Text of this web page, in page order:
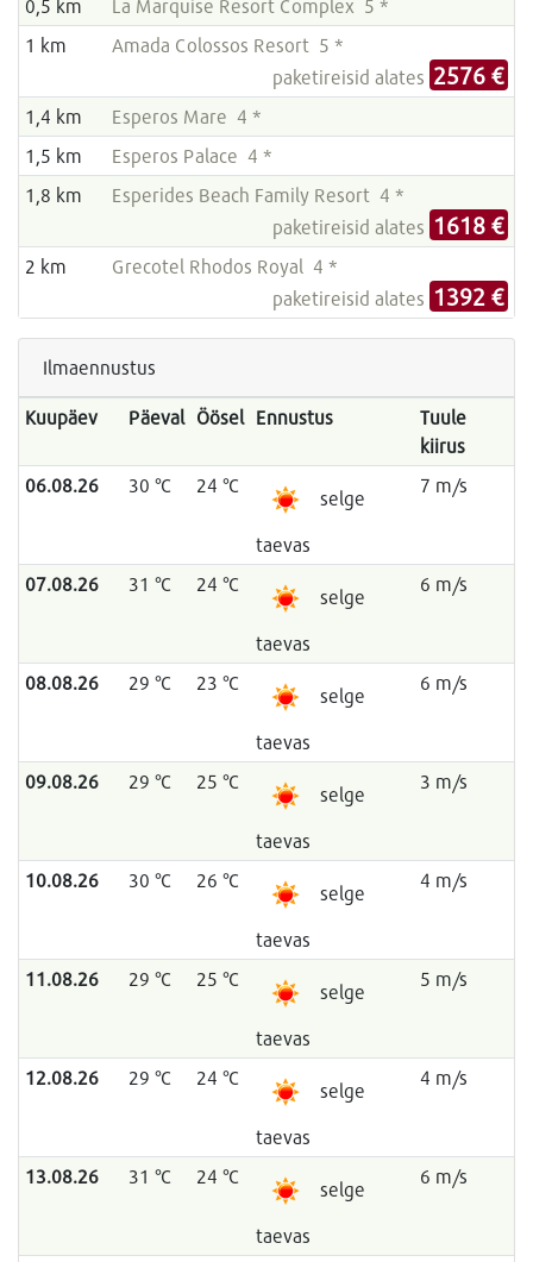
0,5 km
La Marquise Resort Complex 5 *
1 km
Amada Colossos Resort 5 *
paketireisid alates 2576 €
1,4 km
Esperos Mare 4 *
1,5 km
Esperos Palace 4 *
1,8 km
Esperides Beach Family Resort 4 *
paketireisid alates 1618 €
2 km
Grecotel Rhodos Royal 4 *
paketireisid alates 1392 €
Ilmaennustus
Kuupäev Päeval Öösel Ennustus
Tuule
kiirus
06.08.26
30 °C 24 °C
selge
taevas
7 m/s
07.08.26 31 °C 24 °C
selge
taevas
6 m/s
08.08.26 29 °C 23 °C
selge
taevas
6 m/s
09.08.26 29 °C 25 °C
selge
taevas
3 m/s
10.08.26 30 °C 26 °C
selge
taevas
4 m/s
11.08.26 29 °C 25 °C
selge
taevas
5 m/s
12.08.26 29 °C 24 °C
selge
taevas
4 m/s
13.08.26 31 °C 24 °C
selge
taevas
6 m/s